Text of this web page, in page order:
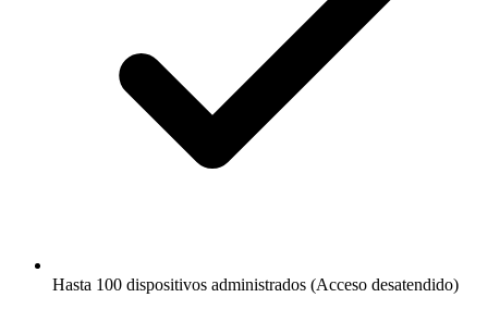
Hasta 100 dispositivos administrados (Acceso desatendido)